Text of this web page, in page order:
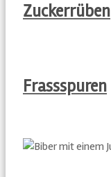
Zuckerrüben
Frassspuren